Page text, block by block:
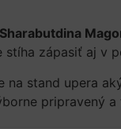
stíha zápasiť aj v
na stand upera
pripravený